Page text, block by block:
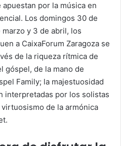
por la música en
Los domingos 30 de
y 3 de abril, los
a CaixaForum Zaragoza se
de la riqueza rítmica de
góspel, de la mano de
Family; la majestuosidad
interpretadas por los solistas
de la armónica